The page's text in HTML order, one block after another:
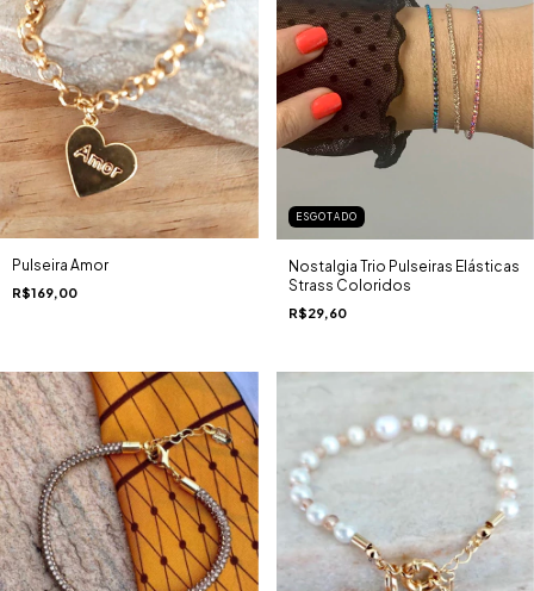
Pulseira Amor
R$169,00
ESGOTADO
Nostalgia Trio Pulseiras Elásticas
Strass Coloridos
R$29,60